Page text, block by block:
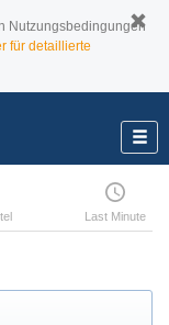
Nutzungsbedingungen
für detaillierte
Last Minute